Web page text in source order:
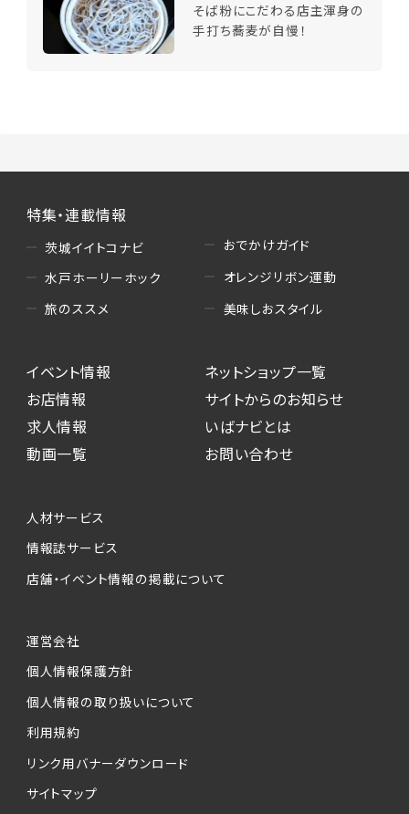
そば粉にこだわる店主渾身の
手打ち蕎麦が自慢！
特集・連載情報
茨城イイトコナビ
水戸ホーリーホック
旅のススメ
おでかけガイド
オレンジリボン運動
美味しおスタイル
イベント情報
お店情報
求人情報
動画一覧
ネットショップ一覧
サイトからのお知らせ
いばナビとは
お問い合わせ
人材サービス
情報誌サービス
店舗・イベント情報の掲載について
運営会社
個人情報保護方針
個人情報の取り扱いについて
利用規約
リンク用バナーダウンロード
サイトマップ